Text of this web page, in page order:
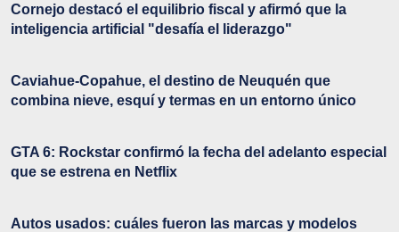
Cornejo destacó el equilibrio fiscal y afirmó que la
inteligencia artificial "desafía el liderazgo"
Caviahue-Copahue, el destino de Neuquén que
combina nieve, esquí y termas en un entorno único
GTA 6: Rockstar confirmó la fecha del adelanto especial
que se estrena en Netflix
Autos usados: cuáles fueron las marcas y modelos